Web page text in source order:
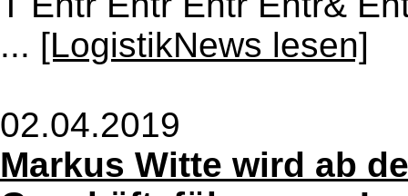
... [LogistikNews lesen]
02.04.2019
Markus Witte wird ab